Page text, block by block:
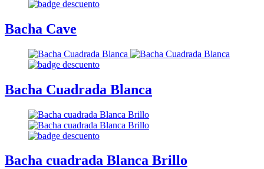
Bacha Cave
Bacha Cuadrada Blanca
Bacha cuadrada Blanca Brillo